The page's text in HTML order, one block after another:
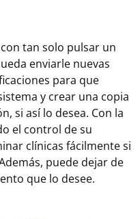
tan solo pulsar un
enviarle nuevas
para que
y crear una copia
si así lo desea. Con la
el control de su
clínicas fácilmente si
puede dejar de
que lo desee.